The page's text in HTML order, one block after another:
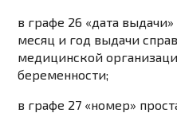
в графе 26 «дата
месяц и год выдачи
медицинской
беременности;
в графе 27 «номер»